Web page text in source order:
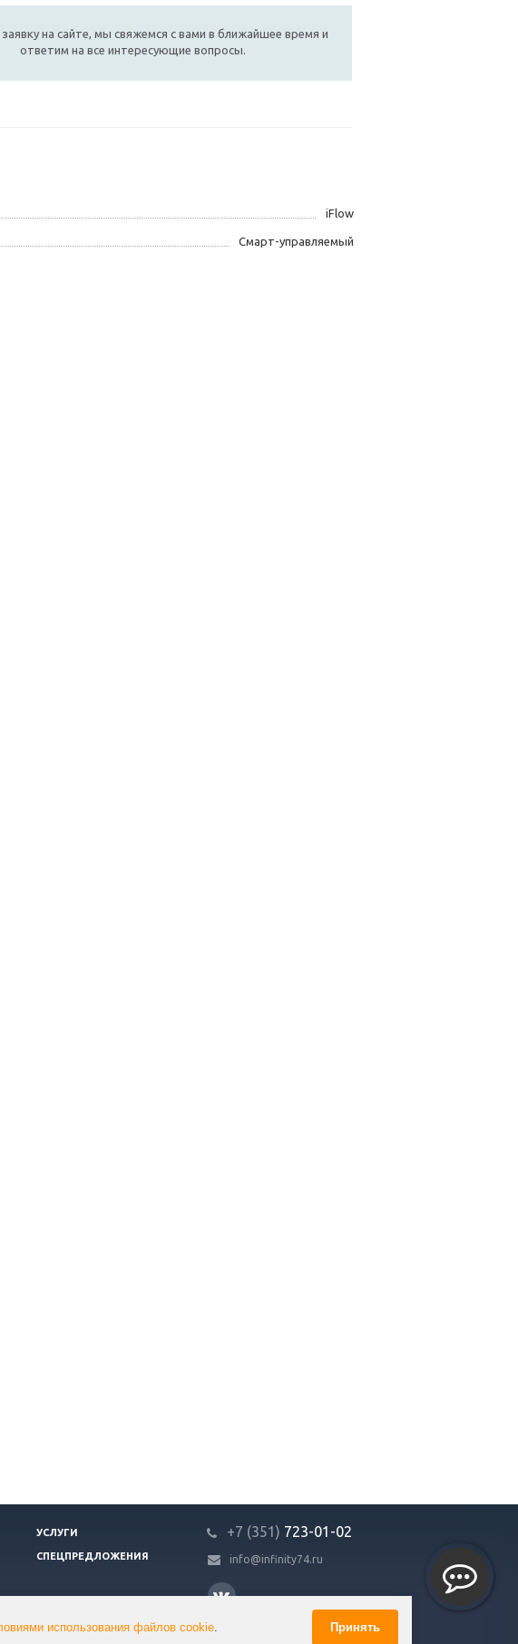
использования файлов cookie. Принять
на сайте, мы свяжемся с вами в ближайшее время и
ответим на все интересующие вопросы.
iFlow
Смарт-управляемый
УСЛУГИ
СПЕЦПРЕДЛОЖЕНИЯ
+7 (351) 723-01-02
info@infinity74.ru